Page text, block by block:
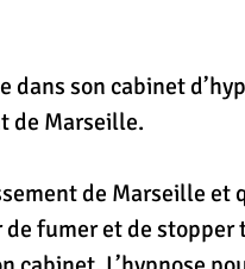
de Marseille.
fumer et de stopper
L’hypnose
son cabinet
de Marseille.
de Marseille et
fumer et de